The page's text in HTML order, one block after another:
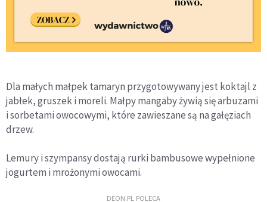
Dla małych małpek tamaryn przygotowywany jest koktajl z
jabłek, gruszek i moreli. Małpy mangaby żywią się arbuzami
i sorbetami owocowymi, które zawieszane są na gałęziach
drzew.
Lemury i szympansy dostają rurki bambusowe wypełnione
jogurtem i mrożonymi owocami.
DEON.PL POLECA